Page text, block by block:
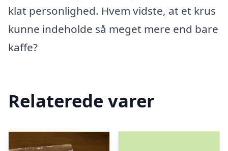
klat personlighed. Hvem vidste, at et krus
kunne indeholde så meget mere end bare
kaffe?
Relaterede varer